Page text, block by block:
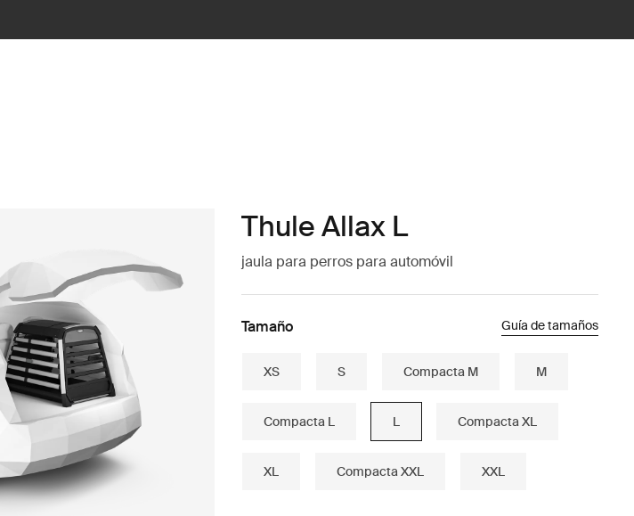
Thule Allax L
jaula para perros para automóvil
Tamaño Guía de tamaños
XS S Compacta M M
Compacta L L Compacta XL
XL Compacta XXL XXL